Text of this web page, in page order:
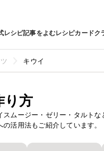
レシピ記事をよむレシピカードク
キウイ
り方
ムージー・ゼリー・タルト
活用法もご紹介しています。